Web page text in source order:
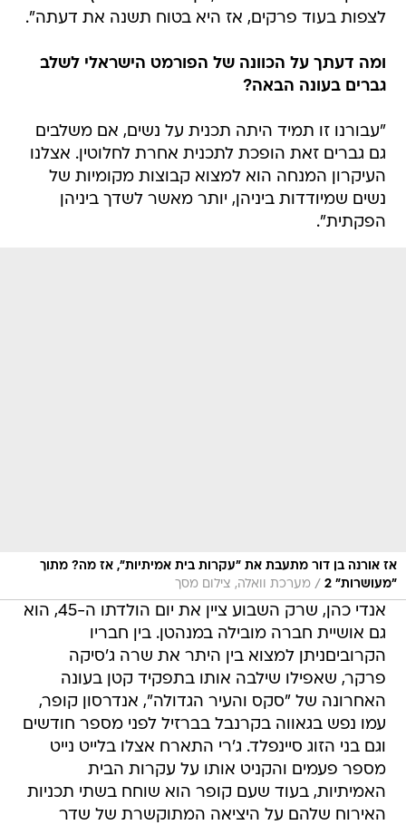
לצפות בעוד פרקים, אז היא בטוח תשנה את דעתה".
ומה דעתך על הכוונה של הפורמט הישראלי לשלב
גברים בעונה הבאה?
"עבורנו זו תמיד היתה תכנית על נשים, אם משלבים
גם גברים זאת הופכת לתכנית אחרת לחלוטין. אצלנו
העיקרון המנחה הוא למצוא קבוצות מקומיות של
נשים שמיודדות ביניהן, יותר מאשר לשדך ביניהן
הפקתית".
אז אורנה בן דור מתעבת את "עקרות בית אמיתיות", אז מה? מתוך
"מעושרות" 2
/ מערכת וואלה, צילום מסך
אנדי כהן, שרק השבוע ציין את יום הולדתו ה-45, הוא
גם אושיית חברה מובילה במנהטן. בין חבריו
הקרוביםניתן למצוא בין היתר את שרה ג'סיקה
פרקר, שאפילו שילבה אותו בתפקיד קטן בעונה
האחרונה של "סקס והעיר הגדולה", אנדרסון קופר,
עמו נפש בגאווה בקרנבל בברזיל לפני מספר חודשים
וגם בני הזוג סיינפלד. ג'רי התארח אצלו בלייט נייט
מספר פעמים והקניט אותו על עקרות הבית
האמיתיות, בעוד שעם קופר הוא שוחח בשתי תכניות
האירוח שלהם על היציאה המתוקשרת של שדר